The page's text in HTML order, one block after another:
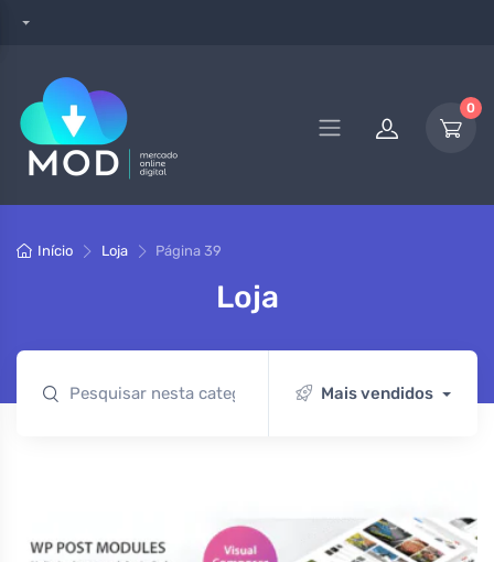
0
Início Loja Página 39
Loja
Mais vendidos